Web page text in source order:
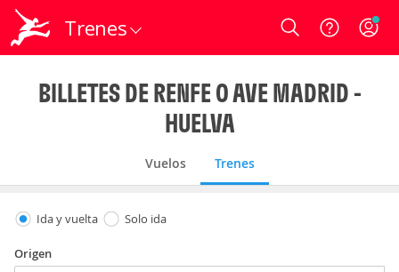
Trenes Login
BILLETES DE RENFE O AVE MADRID -
HUELVA
Vuelos Trenes
Ida y vuelta Solo ida
Origen